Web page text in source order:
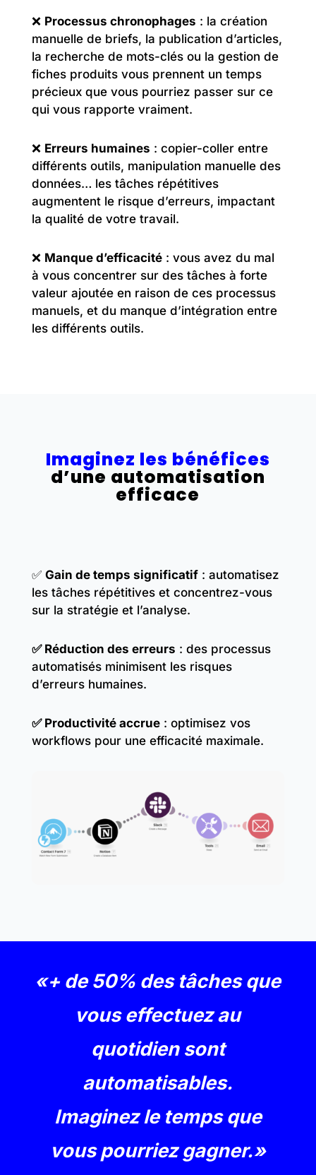
❌ Processus chronophages : la création
manuelle de briefs, la publication d’articles,
la recherche de mots-clés ou la gestion de
fiches produits vous prennent un temps
précieux que vous pourriez passer sur ce
qui vous rapporte vraiment.
❌ Erreurs humaines : copier-coller entre
différents outils, manipulation manuelle des
données… les tâches répétitives
augmentent le risque d’erreurs, impactant
la qualité de votre travail.
❌ Manque d’efficacité: vous avez du mal
à vous concentrer sur des tâches à forte
valeur ajoutée en raison de ces processus
manuels, et du manque d’intégration entre
les différents outils.
Imaginez les bénéfices
d’une automatisation
efficace
✅ Gain de temps significatif: automatisez
les tâches répétitives et concentrez-vous
sur la stratégie et l’analyse.
✅ Réduction des erreurs : des processus
automatisés minimisent les risques
d’erreurs humaines.​
✅ Productivité accrue: optimisez vos
workflows pour une efficacité maximale.
«+ de 50% des tâches que
vous effectuez au
quotidien sont
automatisables.
Imaginez le temps que
vous pourriez gagner.»